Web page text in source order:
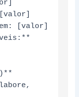
[valor]